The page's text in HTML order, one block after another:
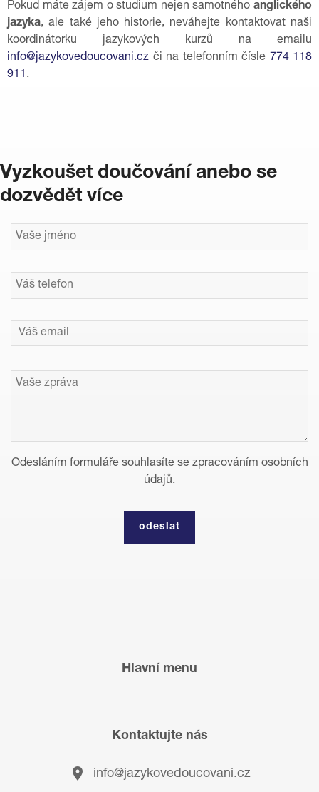
Pokud máte zájem o studium nejen samotného anglického
jazyka, ale také jeho historie, neváhejte kontaktovat naši
koordinátorku jazykových kurzů na emailu
info@jazykovedoucovani.cz či na telefonním čísle774 118
911.
Vyzkoušet doučování anebo se
dozvědět více
Odesláním formuláře souhlasíte se zpracováním osobních
údajů.
Hlavní menu
Kontaktujte nás
info@jazykovedoucovani.cz